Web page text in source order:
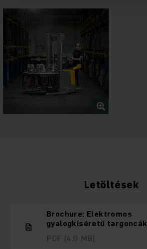
Letöltések
Brochure: Elektromos
gyalogkíséretű targoncák
PDF (4,0 MB)